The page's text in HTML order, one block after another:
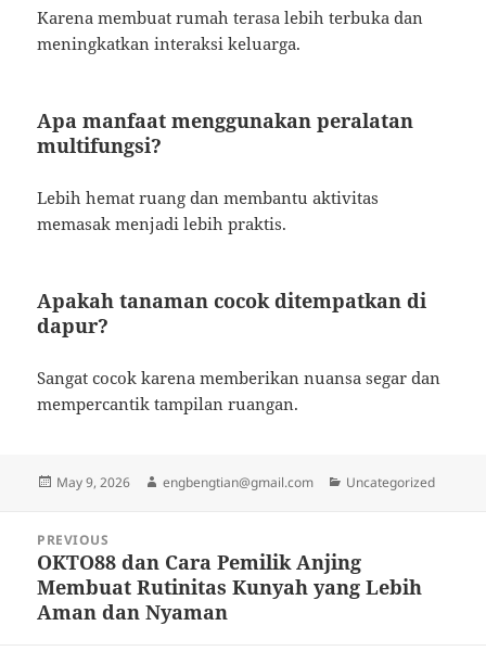
Karena membuat rumah terasa lebih terbuka dan
meningkatkan interaksi keluarga.
Apa manfaat menggunakan peralatan
multifungsi?
Lebih hemat ruang dan membantu aktivitas
memasak menjadi lebih praktis.
Apakah tanaman cocok ditempatkan di
dapur?
Sangat cocok karena memberikan nuansa segar dan
mempercantik tampilan ruangan.
Posted
May 9, 2026 Author
engbengtian@gmail.com Categories
Uncategorized
navigation
PREVIOUS
Previous
post:
OKTO88 dan Cara Pemilik Anjing
Membuat Rutinitas Kunyah yang Lebih
Aman dan Nyaman